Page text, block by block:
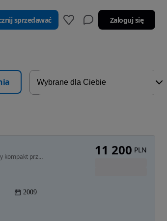
sprzedawać Zaloguj się
1390 cm3 • 75 KM • 1.4 MPI GAZ LPG 75KM model 2010 bezwypadkowy kompakt przebieg 145tys
2009
11 200 PLN